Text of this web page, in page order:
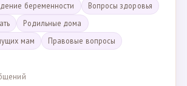
беременности
Вопросы здоровья
Родильные дома
мам
Правовые вопросы